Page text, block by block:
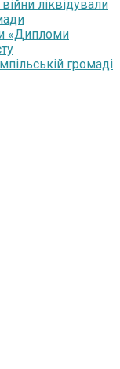
ліквідували
«Дипломи
громаді